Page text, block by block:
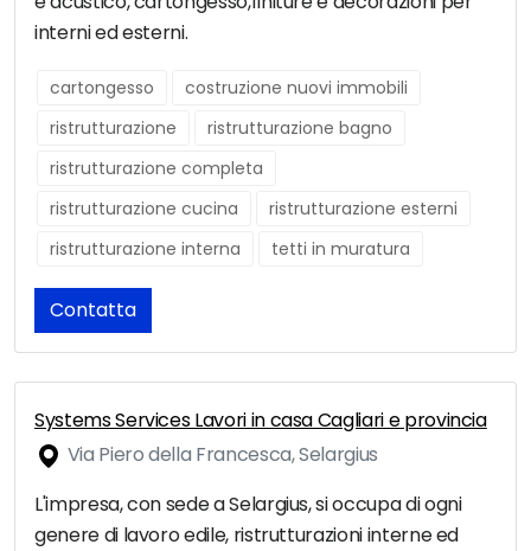
interni ed esterni.
cartongesso
costruzione nuovi immobili
ristrutturazione
ristrutturazione bagno
ristrutturazione completa
ristrutturazione cucina
ristrutturazione esterni
ristrutturazione interna
tetti in muratura
Contatta
Systems Services Lavori in casa Cagliari e provincia
Via Piero della Francesca, Selargius
L'impresa, con sede a Selargius, si occupa di ogni
genere di lavoro edile, ristrutturazioni interne ed